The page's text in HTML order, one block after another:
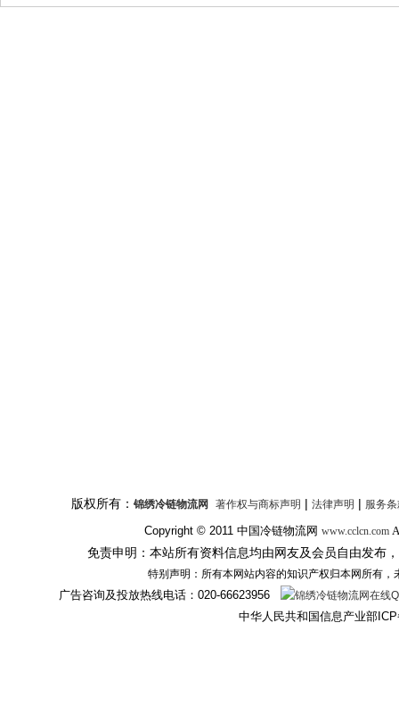
版权所有： 锦绣冷链物流网 著作权与商标声明 | 法律声明 | 服务条
Copyright © 2011 中国冷链物流网 www.cclcn.com
免责申明：本站所有资料信息均由网友及会员自由发布
特别声明：所有本网站内容的知识产权归本网所有
广告咨询及投放热线电话： 020-66623956
中华人民共和国信息产业部